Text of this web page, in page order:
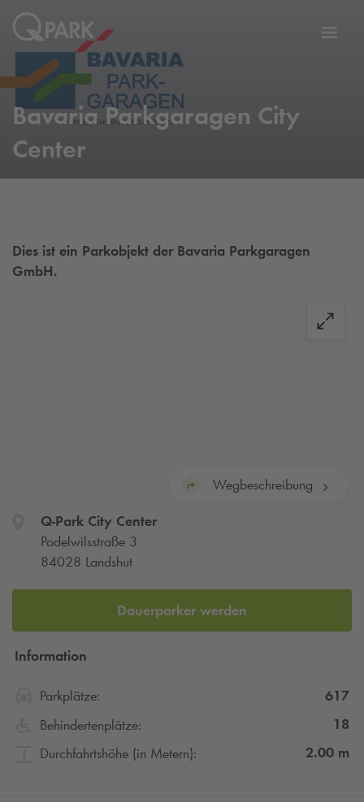
Zur
Bavaria Parkgaragen City
Center
Dies ist ein Parkobjekt der Bavaria Parkgaragen
GmbH.
Wegbeschreibung
Q-ParkCity Center
Podelwilsstraße 3
84028 Landshut
Dauerparker werden
Information
Parkplätze:
617
Behindertenplätze:
18
Durchfahrtshöhe (in Metern):
2.00 m